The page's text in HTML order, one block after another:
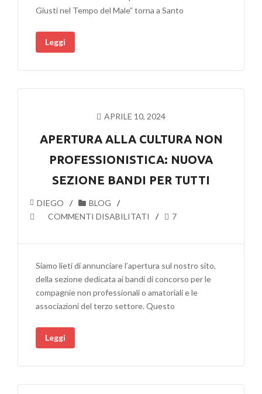
ALLA
TEATRALE
“SU
IL
MAGRA
Giusti nel Tempo del Male” torna a Santo
Leggi
APRILE 10, 2024
APERTURA ALLA CULTURA NON
PROFESSIONISTICA: NUOVA
SEZIONE BANDI PER TUTTI
DIEGO
BLOG
COMMENTI DISABILITATI
SU
ALLA
NON
PROFESSIONISTICA:
NUOVA
SEZIONE
PER
TUTTI
7
Siamo lieti di annunciare l’apertura sul nostro sito,
della sezione dedicata ai bandi di concorso per le
compagnie non professionali o amatoriali e le
associazioni del terzo settore. Questo
Leggi